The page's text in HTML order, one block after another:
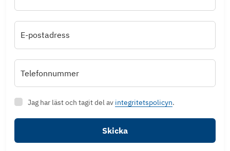
E-postadress
Telefonnummer
Jag har läst och tagit del av integritetspolicyn.
Skicka